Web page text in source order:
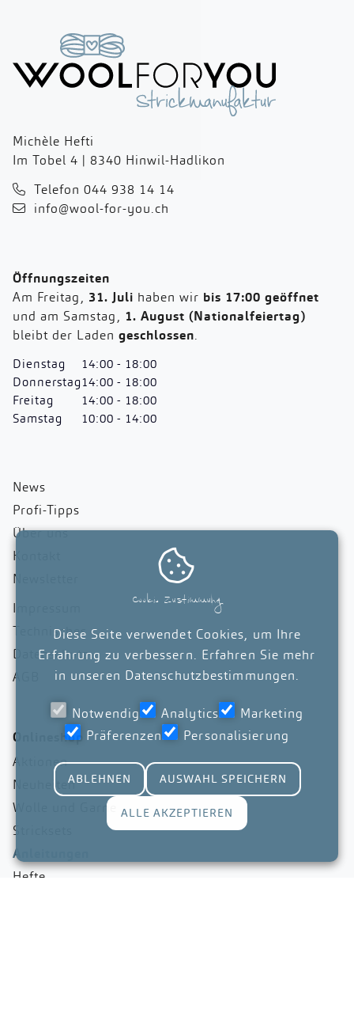
Michèle Hefti
Im Tobel 4 | 8340 Hinwil-Hadlikon
Telefon 044 938 14 14
info@wool-for-you.ch
Öffnungszeiten
Am Freitag, 31. Juli haben wir bis 17:00 geöffnet
und am Samstag, 1. August (Nationalfeiertag)
bleibt der Laden geschlossen.
Dienstag
Donnerstag
Freitag
Samstag
14:00 - 18:00
14:00 - 18:00
14:00 - 18:00
10:00 - 14:00
News
Profi-Tipps
Über uns
Kontakt
Newsletter
Impressum
Technisches
Datenschutz
AGB
Onlineshop
Aktionen
Neuheiten
Wolle und Garne
Stricksets
Anleitungen
Hefte

Cookie Zustimmung
Diese Seite verwendet Cookies, um Ihre
Erfahrung zu verbessern. Erfahren Sie mehr
in unseren Datenschutzbestimmungen.
Notwendig Analytics
Marketing
Präferenzen
Personalisierung
ABLEHNEN AUSWAHL SPEICHERN
ALLE AKZEPTIEREN